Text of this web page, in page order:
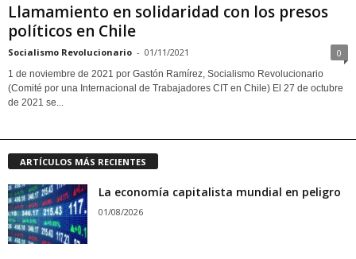
Llamamiento en solidaridad con los presos
políticos en Chile
Socialismo Revolucionario - 01/11/2021 0
1 de noviembre de 2021 por Gastón Ramírez, Socialismo Revolucionario
(Comité por una Internacional de Trabajadores CIT en Chile) El 27 de octubre
de 2021 se...
ARTÍCULOS MÁS RECIENTES
La economía capitalista mundial en peligro
01/08/2026